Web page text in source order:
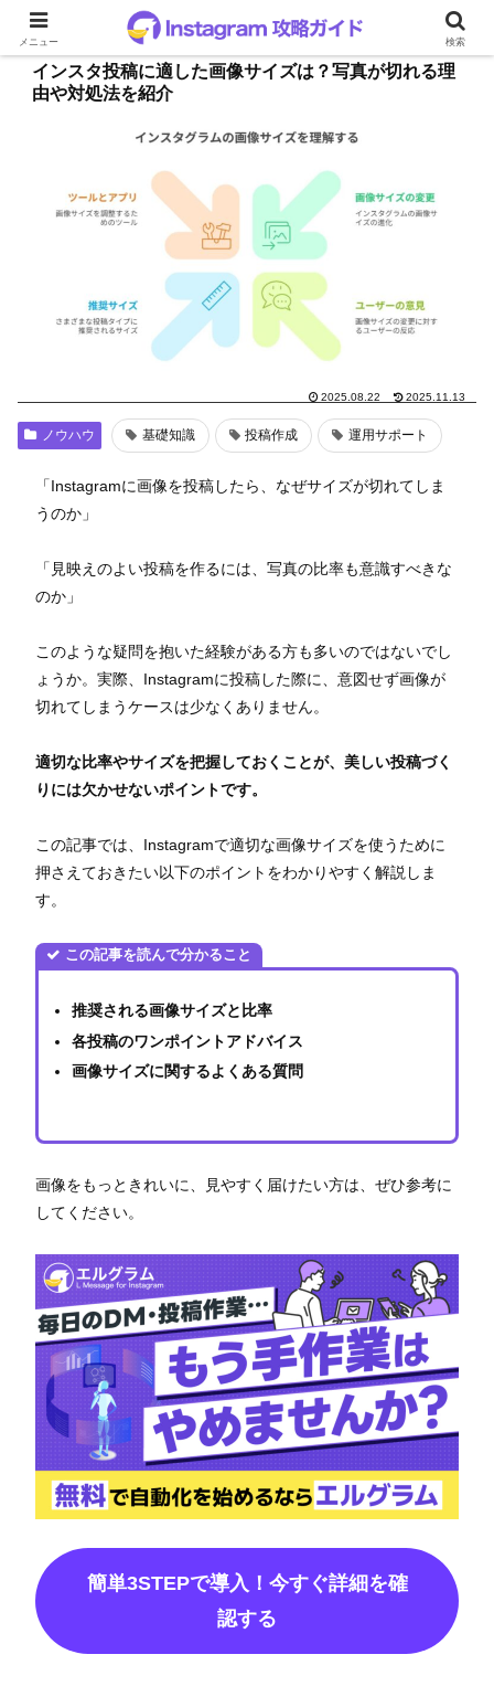
インスタ投稿に適した画像サイズは？写真が切れる理
由や対処法を紹介
2025.08.22 2025.11.13
ノウハウ 基礎知識 投稿作成 運用サポート
「Instagramに画像を投稿したら、なぜサイズが切れてしま
うのか」
「見映えのよい投稿を作るには、写真の比率も意識すべきな
のか」
このような疑問を抱いた経験がある方も多いのではないでし
ょうか。実際、Instagramに投稿した際に、意図せず画像が
切れてしまうケースは少なくありません。
適切な比率やサイズを把握しておくことが、美しい投稿づく
りには欠かせないポイントです。
この記事では、Instagramで適切な画像サイズを使うために
押さえておきたい以下のポイントをわかりやすく解説しま
す。
この記事を読んで分かること
推奨される画像サイズと比率
各投稿のワンポイントアドバイス
画像サイズに関するよくある質問
画像をもっときれいに、見やすく届けたい方は、ぜひ参考に
してください。
簡単3STEPで導入！今すぐ詳細を確
認する
メニュー 検索